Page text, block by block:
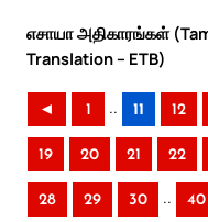
எசாயா அதிகாரங்கள்
Translation – ETB)
◄ 1 .. 11 12
19 20 21 22
28 29 30 .. 40